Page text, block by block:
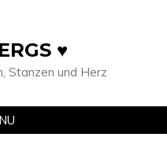
♥
Stanzen und Herz